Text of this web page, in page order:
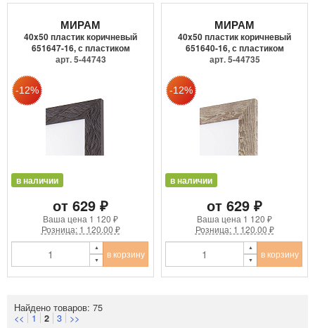
МИРАМ
40x50 пластик коричневый
651647-16, с пластиком
арт. 5-44743
в наличии
от 629 ₽
Ваша цена 1 120 ₽
Розница: 1 120.00 ₽
в корзину
МИРАМ
40x50 пластик коричневый
651640-16, с пластиком
арт. 5-44735
в наличии
от 629 ₽
Ваша цена 1 120 ₽
Розница: 1 120.00 ₽
в корзину
Найдено товаров: 75
<< 1 2 3
>>